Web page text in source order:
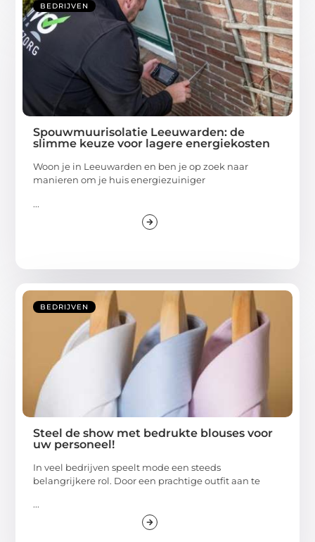
BEDRIJVEN
Spouwmuurisolatie Leeuwarden: de
slimme keuze voor lagere energiekosten
Woon je in Leeuwarden en ben je op zoek naar
manieren om je huis energiezuiniger
...
BEDRIJVEN
Steel de show met bedrukte blouses voor
uw personeel!
In veel bedrijven speelt mode een steeds
belangrijkere rol. Door een prachtige outfit aan te
...